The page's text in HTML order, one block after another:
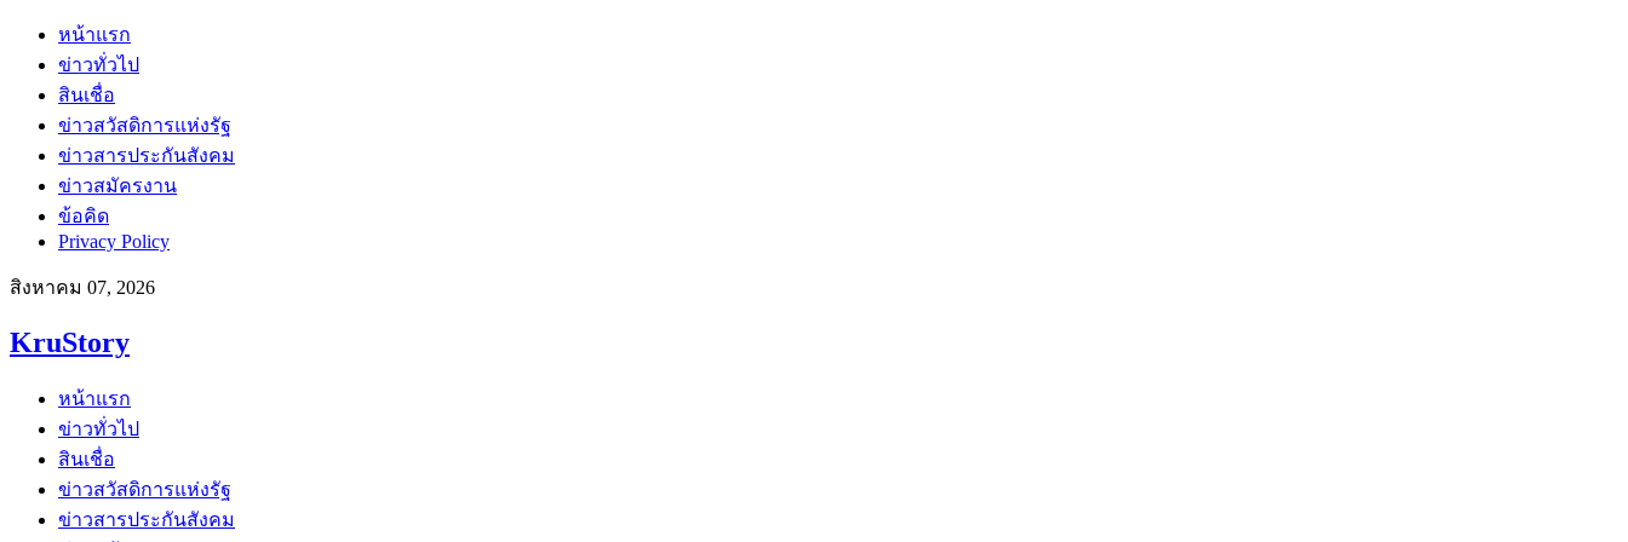
หน้าแรก
ข่าวทั่วไป
สินเชื่อ
ข่าวสวัสดิการแห่งรัฐ
ข่าวสารประกันสังคม
ข่าวสมัครงาน
ข้อคิด
Privacy Policy
สิงหาคม 07, 2026
KruStory
หน้าแรก
ข่าวทั่วไป
สินเชื่อ
ข่าวสวัสดิการแห่งรัฐ
ข่าวสารประกันสังคม